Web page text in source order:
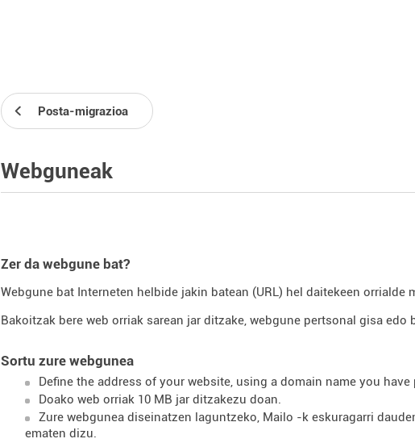
Posta-migrazioa
Webguneak
Zer da webgune bat?
Webgune bat Interneten helbide jakin batean (URL) hel daitekeen orrialde
Bakoitzak bere web orriak sarean jar ditzake, webgune pertsonal gisa edo
Sortu zure webgunea
Define the address of your website, using a domain name you
Doako web orriak 10 MB jar ditzakezu doan.
Zure webgunea diseinatzen laguntzeko, Mailo -k eskuragarri
ematen dizu.